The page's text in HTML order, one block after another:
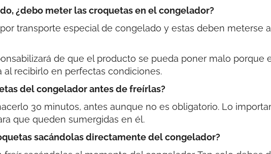
¿debo meter las croquetas en el congelador?
transporte especial de congelado y estas deben meterse
de que el producto se pueda poner malo porque
recibirlo en perfectas condiciones.
del congelador antes de freírlas?
30 minutos, antes aunque no es obligatorio. Lo
que queden sumergidas en él.
sacándolas directamente del congelador?